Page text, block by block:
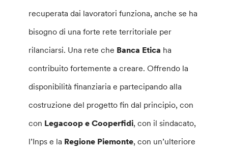
recuperata dai lavoratori funziona, anche se ha
bisogno di una forte rete territoriale per
rilanciarsi. Una rete che Banca Etica ha
contribuito fortemente a creare. Offrendo la
disponibilità finanziaria e partecipando alla
costruzione del progetto fin dal principio, con
con Legacoop e Cooperfidi, con il sindacato,
l’Inps e la Regione Piemonte, con un’ulteriore